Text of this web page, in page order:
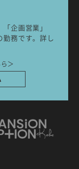
企画営業」
勤務です。詳し
＞
ル1F